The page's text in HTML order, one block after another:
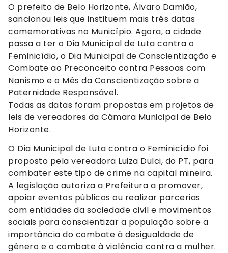
O prefeito de Belo Horizonte, Álvaro Damião,
sancionou leis que instituem mais três datas
comemorativas no Município. Agora, a cidade
passa a ter o Dia Municipal de Luta contra o
Feminicídio, o Dia Municipal de Conscientização e
Combate ao Preconceito contra Pessoas com
Nanismo e o Mês da Conscientização sobre a
Paternidade Responsável.
Todas as datas foram propostas em projetos de
leis de vereadores da Câmara Municipal de Belo
Horizonte.
O Dia Municipal de Luta contra o Feminicídio foi
proposto pela vereadora Luiza Dulci, do PT, para
combater este tipo de crime na capital mineira.
A legislação autoriza a Prefeitura a promover,
apoiar eventos públicos ou realizar parcerias
com entidades da sociedade civil e movimentos
sociais para conscientizar a população sobre a
importância do combate à desigualdade de
gênero e o combate à violência contra a mulher.